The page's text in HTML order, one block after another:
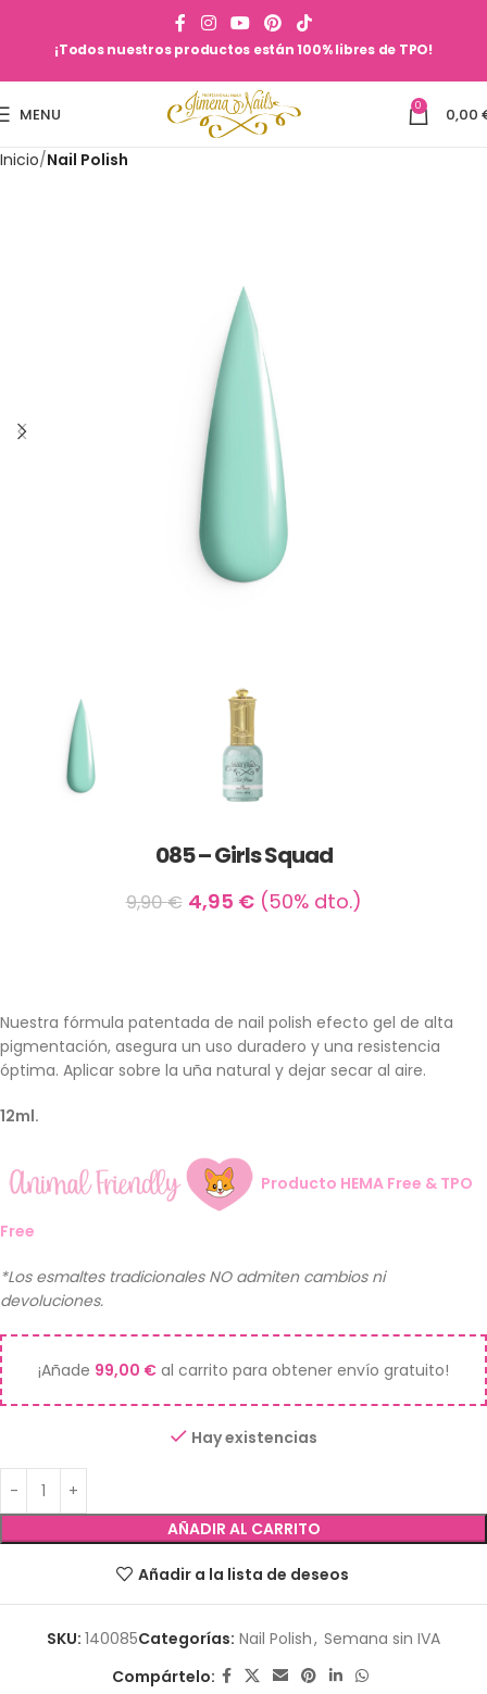
¡Todos nuestros productos están 100% libres de TPO!
MENU 0 0,00
Inicio Nail Polish
085 – Girls Squad
9,90€ 4,95 €(50% dto.)
Nuestra fórmula patentada de nail polish efecto gel de alta
pigmentación, asegura un uso duradero y una resistencia
óptima. Aplicar sobre la uña natural y dejar secar al aire.
12ml.
Producto HEMA Free & TPO
Free
*Los esmaltes tradicionales NO admiten cambios ni
devoluciones.
¡Añade 99,00 € al carrito para obtener envío gratuito!
Hay existencias
AÑADIR AL CARRITO
Añadir a la lista de deseos
SKU: 140085Categorías: Nail Polish, Semana sin IVA
Compártelo: